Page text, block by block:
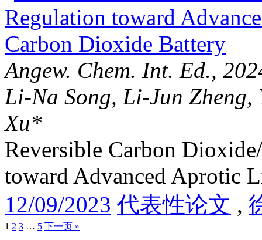
Angew. Chem. Int. Ed.,
Li-Na Song, Li-Jun Zheng,
Xu*
Reversible Carbon
toward Advanced Aprotic
12/09/2023 代表性论文 ,
1 2 3 … 5 下一页 »